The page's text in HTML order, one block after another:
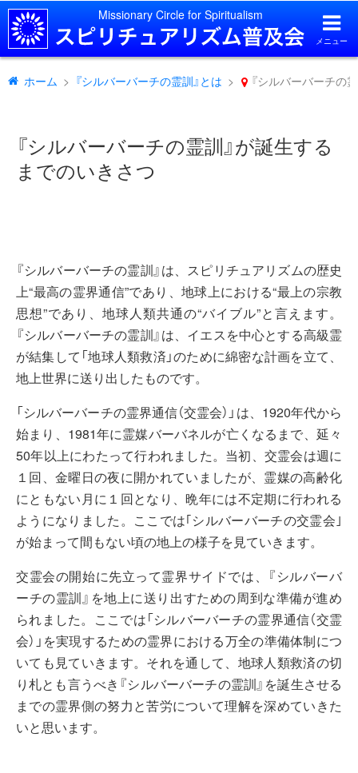
Missionary Circle for Spiritualism
メニュー
ホーム 『シルバーバーチの霊訓』とは 『シルバーバーチの
『シルバーバーチの霊訓』が誕生する
までのいきさつ
『シルバーバーチの霊訓』は、スピリチュアリズムの歴史
上“最高の霊界通信”であり、地球上における“最上の宗教
思想”であり、地球人類共通の“バイブル”と言えます。
『シルバーバーチの霊訓』は、イエスを中心とする高級霊
が結集して「地球人類救済」のために綿密な計画を立て、
地上世界に送り出したものです。
「シルバーバーチの霊界通信（交霊会）」は、1920年代から
始まり、1981年に霊媒バーバネルが亡くなるまで、延々
50年以上にわたって行われました。当初、交霊会は週に
１回、金曜日の夜に開かれていましたが、霊媒の高齢化
にともない月に１回となり、晩年には不定期に行われる
ようになりました。ここでは｢シルバーバーチの交霊会｣
が始まって間もない頃の地上の様子を見ていきます。
交霊会の開始に先立って霊界サイドでは、『シルバーバ
ーチの霊訓』を地上に送り出すための周到な準備が進め
られました。ここでは「シルバーバーチの霊界通信（交霊
会）」を実現するための霊界における万全の準備体制につ
いても見ていきます。それを通して、地球人類救済の切
り札とも言うべき『シルバーバーチの霊訓』を誕生させる
までの霊界側の努力と苦労について理解を深めていきた
いと思います。